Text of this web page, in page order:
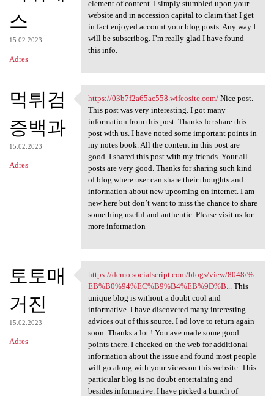
스
15.02.2023
Adres
element of content. I simply stumbled upon your
website and in accession capital to claim that I get
in fact enjoyed account your blog posts. Any way I
will be subscribog. I’m really glad I have found
this info.
먹튀검
증백과
15.02.2023
Adres
https://03b7f2a65ac558
https://03b7f2a65ac558.wifeosite.com/Nice post.
This post was very interesting. I got many
information from this post. Thanks for share this
post with us. I have noted some important points in
my notes book. All the content in this post are
good. I shared this post with my friends. Your all
posts are very good. Thanks for sharing such kind
of blog where user can share their thoughts and
information about new upcoming on internet. I am
new here but don’t want to miss the chance to share
something useful and authentic. Please visit us for
more information
토토매
거진
15.02.2023
Adres
https://demo.socialscript.com
https://demo.socialscript.com/blogs/view/8048/%
EB%B0%94%EC%B9%B4%EB%9D%B...
This
unique blog is without a doubt cool and
informative. I have discovered many interesting
advices out of this source. I ad love to return again
soon. Thanks a lot ! You ave made some good
points there. I checked on the web for additional
information about the issue and found most people
will go along with your views on this website. This
particular blog is no doubt entertaining and
besides informative. I have picked a bunch of